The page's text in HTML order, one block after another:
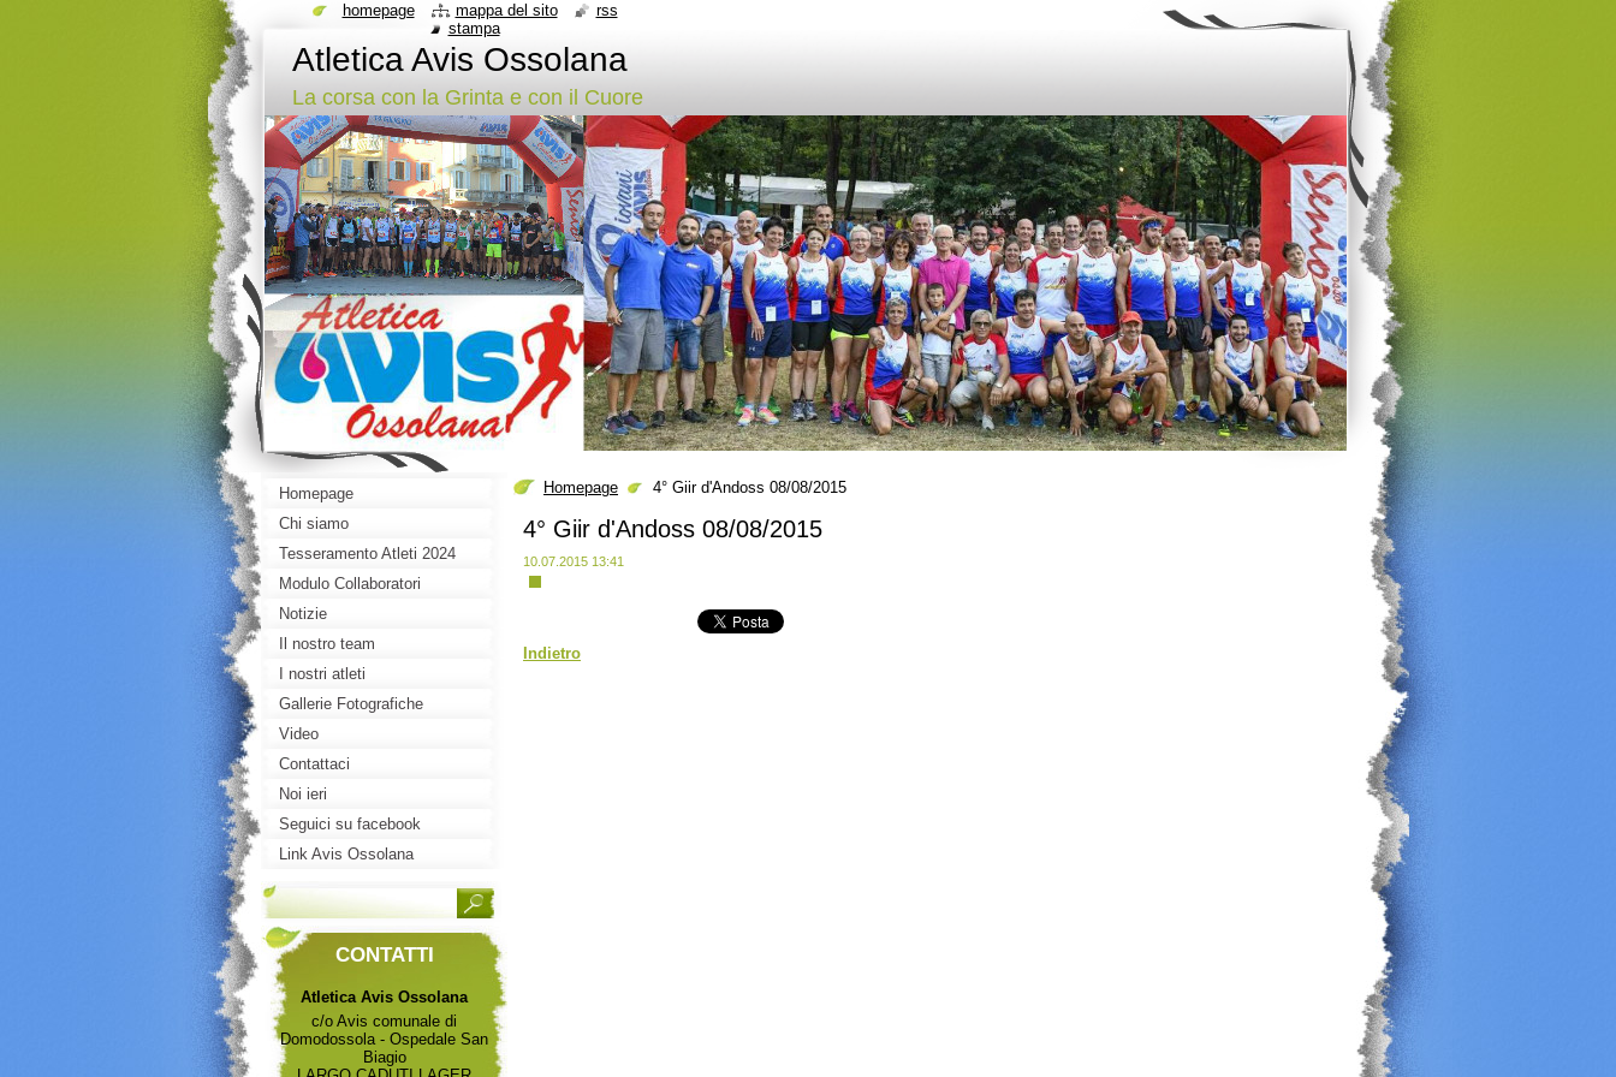
Atletica Avis Ossolana
La corsa con la Grinta e con il Cuore
Homepage 4° Giir d'Andoss 08/08/2015
4° Giir d'Andoss 08/08/2015
10.07.2015 13:41
Indietro
Homepage
Chi siamo
Tesseramento Atleti 2024
Modulo Collaboratori
Notizie
Il nostro team
I nostri atleti
Gallerie Fotografiche
Video
Contattaci
Noi ieri
Seguici su facebook
Link Avis Ossolana
CONTATTI
Atletica Avis Ossolana
c/o Avis comunale di
Domodossola - Ospedale San
Biagio
homepage mappa del sito
rss
stampa